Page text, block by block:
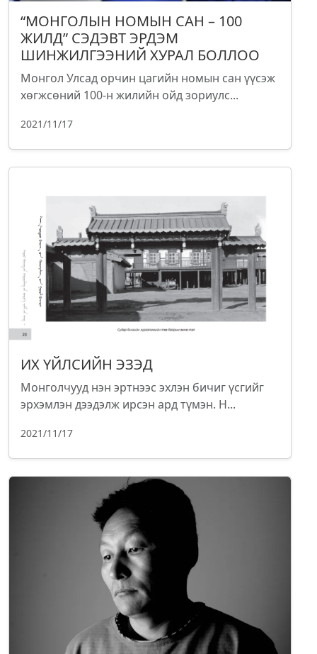
“МОНГОЛЫН НОМЫН САН – 100
ЖИЛД” СЭДЭВТ ЭРДЭМ
ШИНЖИЛГЭЭНИЙ ХУРАЛ БОЛЛОО
Монгол Улсад орчин цагийн номын сан үүсэж
хөгжсөний 100-н жилийн ойд зориулс...
2021/11/17
ИХ ҮЙЛСИЙН ЭЗЭД
Монголчууд нэн эртнээс эхлэн бичиг үсгийг
эрхэмлэн дээдэлж ирсэн ард түмэн. Н...
2021/11/17